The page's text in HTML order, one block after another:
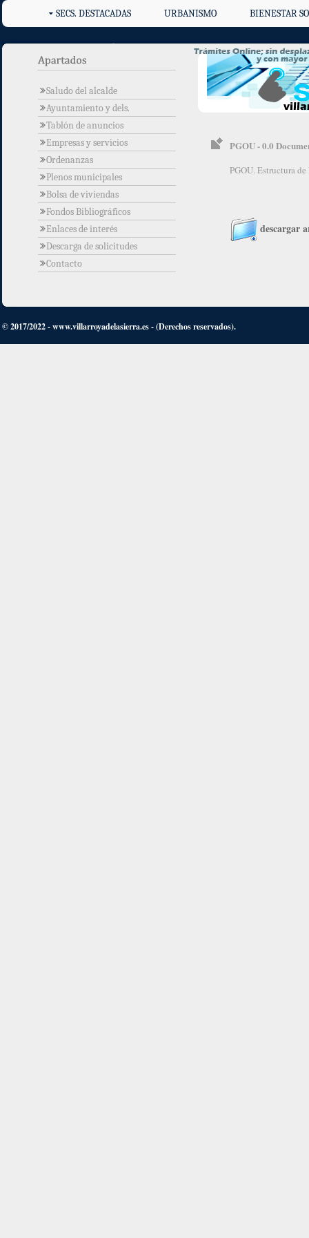
SECS. DESTACADAS URBANISMO BIENESTAR
Saludo del alcalde
Ayuntamiento y dels.
Tablón de anuncios
Empresas y servicios
Ordenanzas
Plenos municipales
Bolsa de viviendas
Fondos Bibliográficos
Enlaces de interés
Descarga de solicitudes
Contacto
PGOU - 0.0
PGOU. Estructura
descargar
© 2017/2022 - www.villarroyadelasierra.es - (Derechos reservados).